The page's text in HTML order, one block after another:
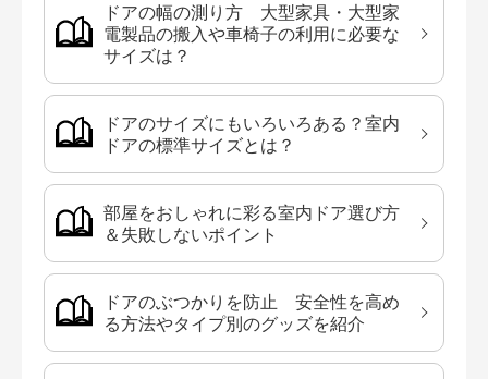
ドアの幅の測り方 大型家具・大型家
電製品の搬入や車椅子の利用に必要な
サイズは？
ドアのサイズにもいろいろある？室内
ドアの標準サイズとは？
部屋をおしゃれに彩る室内ドア選び方
＆失敗しないポイント
ドアのぶつかりを防止 安全性を高め
る方法やタイプ別のグッズを紹介